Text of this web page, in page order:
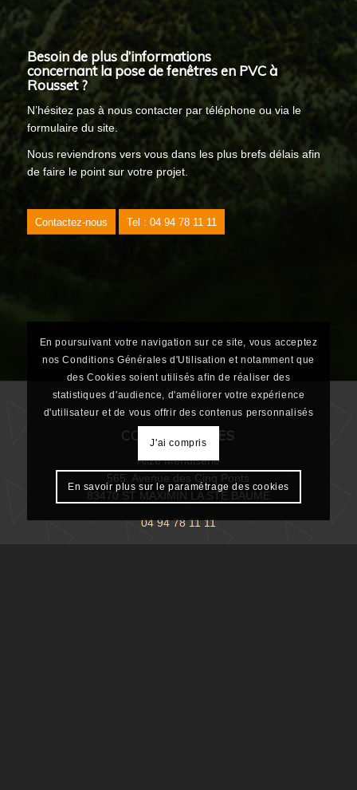
Besoin de plus d’informations
concernant la pose de fenêtres en PVC à
Rousset ?
N’hésitez pas à nous contacter par téléphone ou via le
formulaire du site.
Nous reviendrons vers vous dans les plus brefs délais afin
de faire le point sur votre projet.
Contactez-nous Tel : 04 94 78 11 11
COORDONNÉES
Alizé Menuiserie
565, Avenue des Cinq Ponts
83470 ST MAXIMIN LA STE BAUME
04 94 78 11 11
En poursuivant votre navigation sur ce site, vous acceptez
nos Conditions Générales d'Utilisation et notamment que
des Cookies soient utilisés afin de réaliser des
statistiques d'audience, d'améliorer votre expérience
d'utilisateur et de vous offrir des contenus personnalisés
J'ai compris
En savoir plus sur le paramétrage des cookies